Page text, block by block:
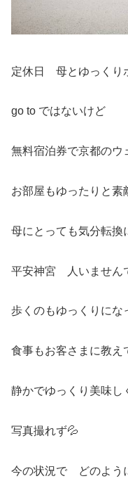
定休日 母とゆっくり
go to ではないけど
無料宿泊券で京都のウ
お部屋もゆったりと
母にとっても気分転換
平安神宮 人いません
歩くのもゆっくりにな
食事もお客さまに教え
静かでゆっくり美味し
写真撮れず💦
今の状況で どのよう